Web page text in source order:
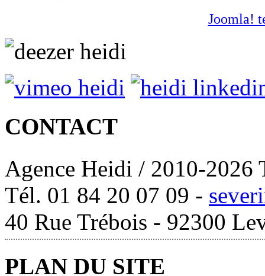
Joomla!
CONTACT
Agence Heidi / 2010-2026
Tél. 01 84 20 07 09 -
40 Rue Trébois - 92300
PLAN DU SITE